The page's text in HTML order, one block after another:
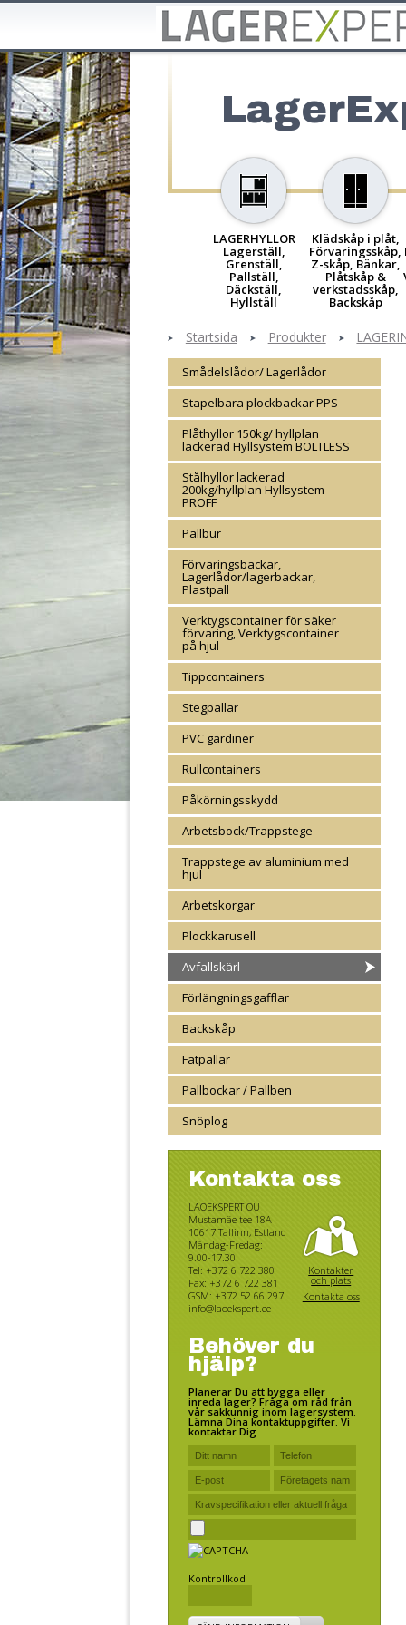
LAGERHYLLOR
Lagerställ,
Grenställ,
Pallställ,
Däckställ,
Hyllställ
Klädskåp i plåt,
Förvaringsskåp,
Z-skåp, Bänkar,
Plåtskåp &
verkstadsskåp,
Backskåp
Startsida Produkter
Smådelslådor/ Lagerlådor
Stapelbara plockbackar PPS
Plåthyllor 150kg/ hyllplan
lackerad Hyllsystem BOLTLESS
Stålhyllor lackerad
200kg/hyllplan Hyllsystem
PROFF
Pallbur
Förvaringsbackar,
Lagerlådor/lagerbackar,
Plastpall
Verktygscontainer för säker
förvaring, Verktygscontainer
på hjul
Tippcontainers
Stegpallar
PVC gardiner
Rullcontainers
Påkörningsskydd
Arbetsbock/Trappstege
Trappstege av aluminium med
hjul
Arbetskorgar
Plockkarusell
Avfallskärl
Förlängningsgafflar
Backskåp
Fatpallar
Pallbockar / Pallben
Snöplog
Kontakta oss
LAOEKSPERT OÜ
Mustamäe tee 18A
10617 Tallinn, Estland
Måndag-Fredag:
9.00-17.30
Tel: +372 6 722 380
Fax: +372 6 722 381
GSM: +372 52 66 297
info@laoekspert.ee
Kontakter
och plats
Kontakta oss
Behöver du
hjälp?
Planerar Du att bygga eller
inreda lager? Fråga om råd från
vår sakkunnig inom lagersystem.
Lämna Dina kontaktuppgifter. Vi
kontaktar Dig.
Kontrollkod